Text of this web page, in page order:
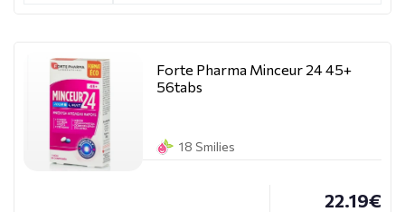
Forte Pharma Minceur 24 45+
56tabs
18 Smilies
22.19€